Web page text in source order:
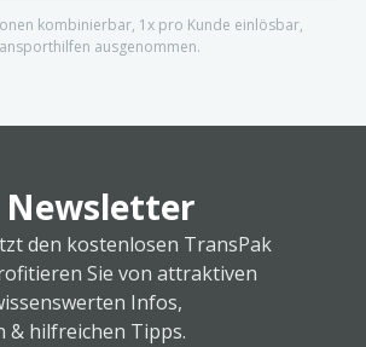
kombinierbar, 1x pro Kunde einlösbar,
ausgenommen.
Newsletter
den kostenlosen TransPak
Sie von attraktiven
Infos,
& hilfreichen Tipps.